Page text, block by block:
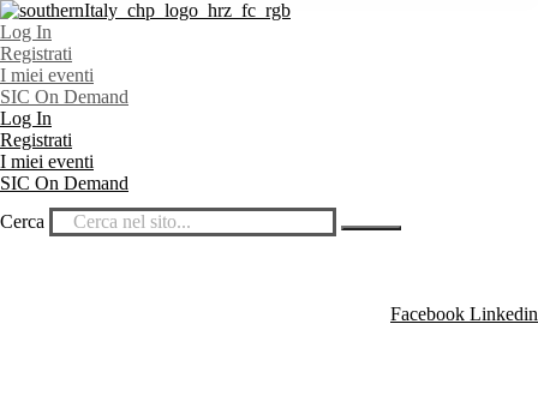
Log In
Registrati
I miei eventi
SIC On Demand
Log In
Registrati
I miei eventi
SIC On Demand
Cerca
Facebook Linkedin